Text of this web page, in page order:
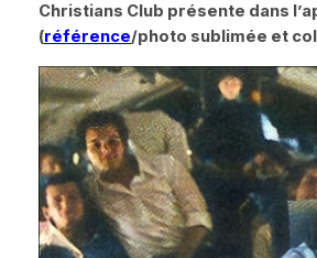
Christians Club présente dans
(référence/photo sublimée et